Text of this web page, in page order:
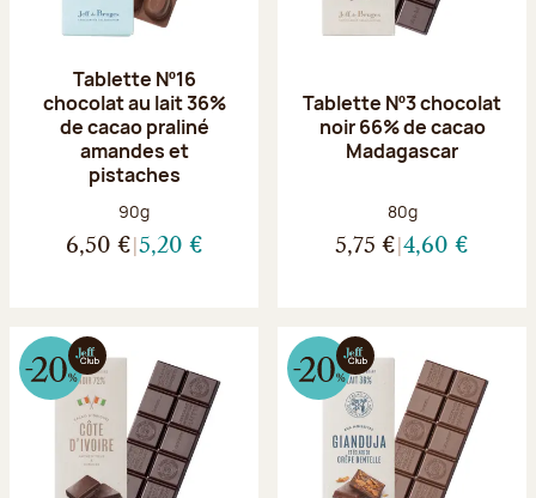
Tablette Nº16
chocolat au lait 36%
de cacao praliné
amandes et
pistaches
Poids net :
90g
6,50 € 5,20 €
Tablette Nº3 chocolat
noir 66% de cacao
Madagascar
Poids net :
80g
5,75 € 4,60 €